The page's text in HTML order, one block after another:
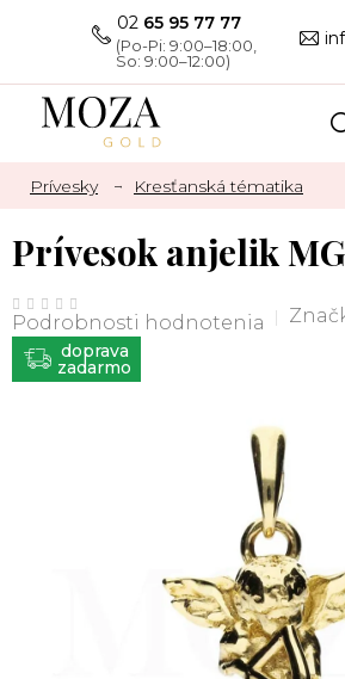
02 65 95 77 77
Prívesky Kresťanská tématika
Prívesok anjelik
Priemerné
hodnotenie
produktu
je
0,0
5
Podrobnosti hodnotenia
ZADARMO